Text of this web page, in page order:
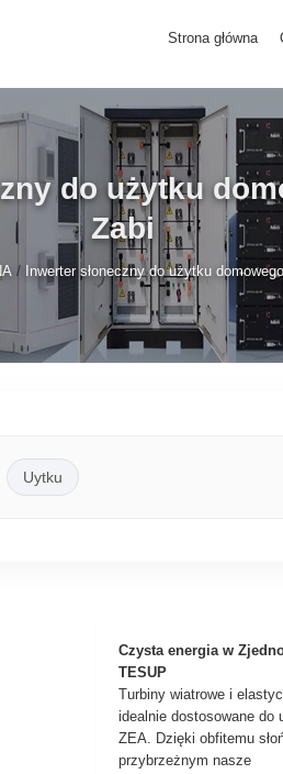
Strona główna
do użytku
Zabi
/ Inwerter słoneczny do użytku
Uytku
Czysta energia w
TESUP
Turbiny wiatrowe i
idealnie dostosowane do
ZEA. Dzięki obfitemu
przybrzeżnym nasze